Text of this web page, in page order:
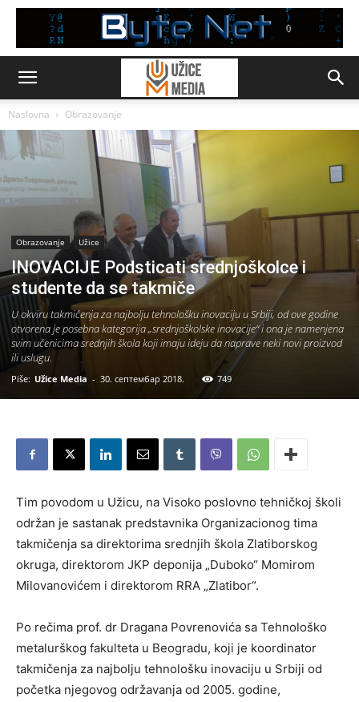
Naslovna Obrazovanje
Obrazovanje Užice
INOVACIJE Podsticati srednjoškolce i
studente da se takmiče
U okviru takmičenja za najbolju tehnološku inovaciju u Srbiji, od ove godine
otvorena je posebna kategorija „srednjoškolske inovacije“ i ona je namenjena
svim učenicima srednjih škola koji imaju ideju da naprave neki novi proizvod
ili uslugu.
Piše: Užice Media - 30. септембар 2018. 749
Tim povodom u Užicu, na Visoko poslovno tehničkoj školi
održan je sastanak predstavnika Organizacionog tima
takmičenja sa direktorima srednjih škola Zlatiborskog
okruga, direktorom JKP deponija „Duboko“ Momirom
Milovanovićem i direktorom RRA „Zlatibor“.
Po rečima prof. dr Dragana Povrenovića sa Tehnološko
metalurškog fakulteta u Beogradu, koji je koordinator
takmičenja za najbolju tehnološku inovaciju u Srbiji od
početka njegovog održavanja od 2005. godine,